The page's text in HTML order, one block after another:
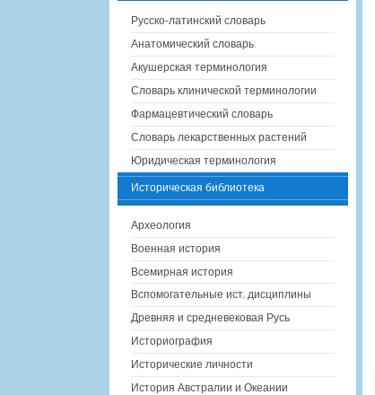
Русско-латинский словарь
Анатомический словарь
Акушерская терминология
Словарь клинической терминологии
Фармацевтический словарь
Словарь лекарственных растений
Юридическая терминология
Историческая библиотека
Археология
Военная история
Всемирная история
Вспомогательные ист. дисциплины
Древняя и средневековая Русь
Историография
Исторические личности
История Австралии и Океании